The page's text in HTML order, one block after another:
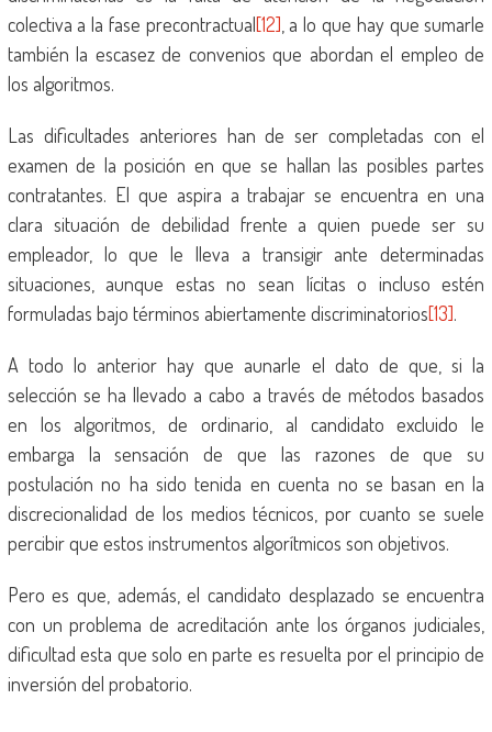
colectiva a la fase precontractual[12] , a lo que hay que sumarle
también la escasez de convenios que abordan el empleo de
los algoritmos.
Las dificultades anteriores han de ser completadas con el
examen de la posición en que se hallan las posibles partes
contratantes. El que aspira a trabajar se encuentra en una
clara situación de debilidad frente a quien puede ser su
empleador, lo que le lleva a transigir ante determinadas
situaciones, aunque estas no sean lícitas o incluso estén
formuladas bajo términos abiertamente discriminatorios[13].
A todo lo anterior hay que aunarle el dato de que, si la
selección se ha llevado a cabo a través de métodos basados
en los algoritmos, de ordinario, al candidato excluido le
embarga la sensación de que las razones de que su
postulación no ha sido tenida en cuenta no se basan en la
discrecionalidad de los medios técnicos, por cuanto se suele
percibir que estos instrumentos algorítmicos son objetivos.
Pero es que, además, el candidato desplazado se encuentra
con un problema de acreditación ante los órganos judiciales,
dificultad esta que solo en parte es resuelta por el principio de
inversión del probatorio.